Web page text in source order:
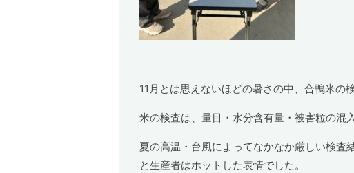
11月とは思えないほどの暑さの中、合鴨米の
米の検査は、量目・水分含有量・被害粒の混
夏の高温・台風によってなかなか厳しい検査
と生産者はホットした表情でした。